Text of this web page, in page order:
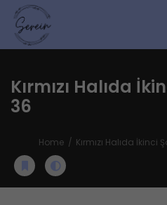
Kırmızı Halıda
36
Home Kırmızı Halıda İkinci